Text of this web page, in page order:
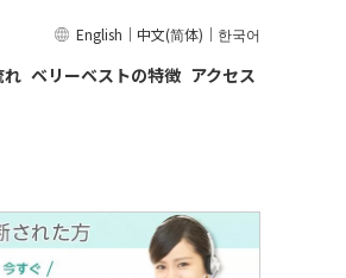
English ｜ 中文(简体) ｜ 한국어
れ ベリーベストの特徴 アクセス